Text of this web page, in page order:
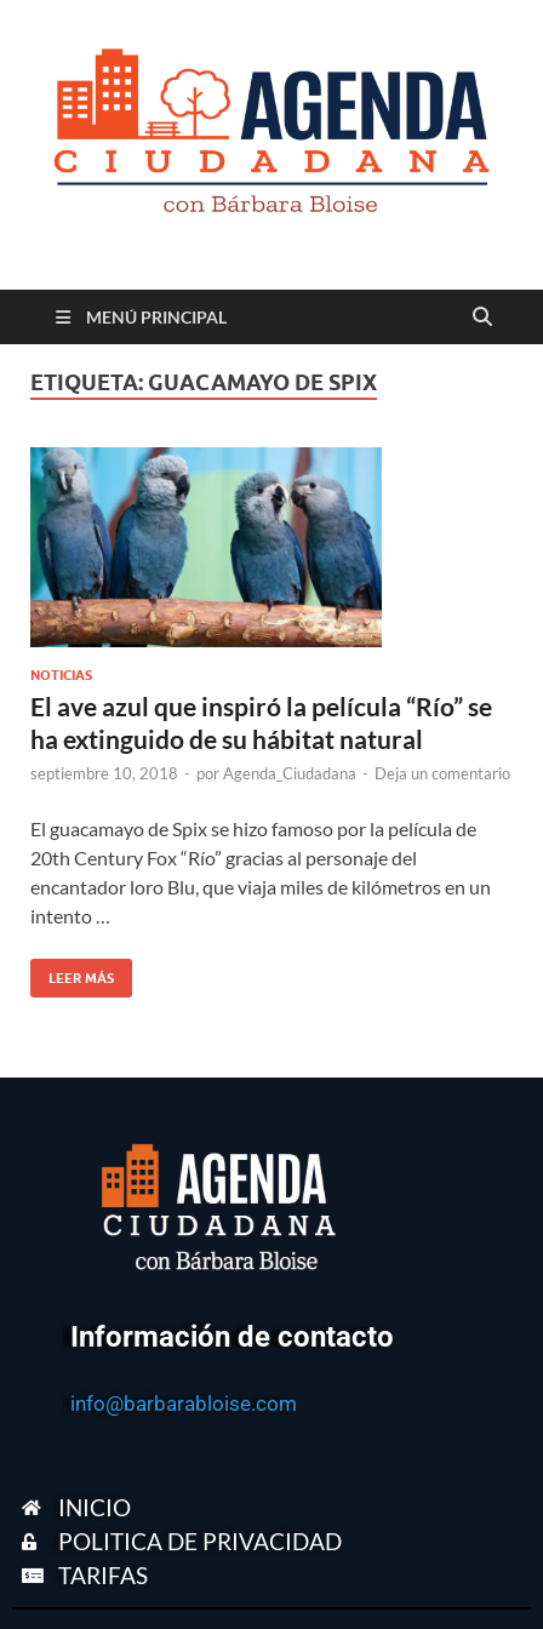
Revista digital
MENÚ PRINCIPAL
ETIQUETA: GUACAMAYO DE SPIX
NOTICIAS
El ave azul que inspiró la película “Río” se
ha extinguido de su hábitat natural
septiembre 10, 2018 - porAgenda_Ciudadana - Deja un comentario
El guacamayo de Spix se hizo famoso por la película de
20th Century Fox “Río” gracias al personaje del
encantador loro Blu, que viaja miles de kilómetros en un
intento …
LEER MÁS
Información de contacto
info@barbarabloise.com
INICIO
POLITICA DE PRIVACIDAD
TARIFAS